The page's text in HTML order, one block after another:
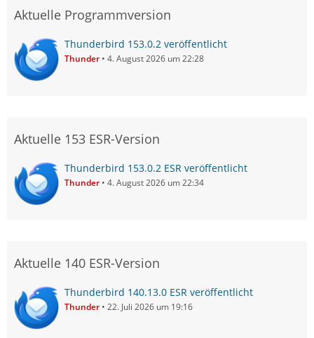
Aktuelle Programmversion
Thunderbird 153.0.2 veröffentlicht
Thunder 4. August 2026 um 22:28
Aktuelle 153 ESR-Version
Thunderbird 153.0.2 ESR veröffentlicht
Thunder 4. August 2026 um 22:34
Aktuelle 140 ESR-Version
Thunderbird 140.13.0 ESR veröffentlicht
Thunder 22. Juli 2026 um 19:16